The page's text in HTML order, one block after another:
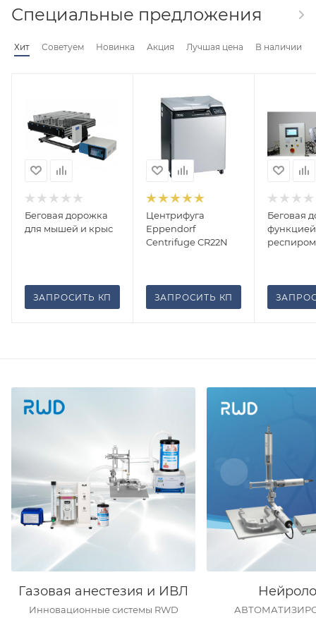
Специальные предложения
Хит Советуем Новинка Акция Лучшая цена В наличии
Беговая дорожка
для мышей и крыс
ЗАПРОСИТЬ КП
Центрифуга
Eppendorf
Centrifuge CR22N
ЗАПРОСИТЬ КП
Беговая
функцией
Газовая анестезия и ИВЛ
Инновационные системы RWD